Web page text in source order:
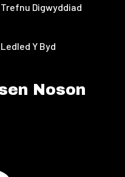
Trefnu Digwyddiad
Ledled Y Byd
Noson